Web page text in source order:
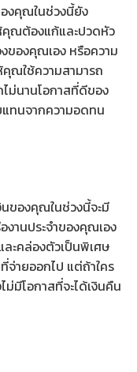
งคุณในช่วงนี้ยัง
คุณต้องแก้และปวดหัว
ของคุณเอง หรือความ
ณใช้ความสามารถ
ม่นานโอกาสที่ดีของ
ทนจากความอดทน
ของคุณในช่วงนี้จะมี
งานประจำของคุณเอง
ะคล่องตัวเป็นพิเศษ
จ่ายออกไป แต่ถ้าใคร
มีโอกาสที่จะได้เงินคืน